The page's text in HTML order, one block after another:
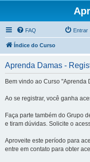
FAQ Entrar
Índice do Curso
Aprenda Damas -
Bem vindo ao Curso "Aprenda
Ao se registrar, você ganha
Faça parte também do Grupo
e tiram dúvidas. Solicite o
Aproveite este período para
entre em contato para obter